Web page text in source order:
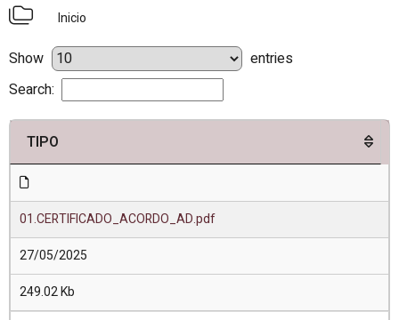
Inicio
Show
entries
Search:
TIPO
01.CERTIFICADO_ACORDO_AD.pdf
27/05/2025
249.02 Kb